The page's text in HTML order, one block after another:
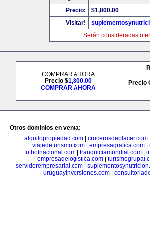
Precio:
$1,800.00
Visitar!
Serán consideradas
COMPRAR AHORA
Precio $1,800.00
COMPRAR AHORA
Precio
Otros dominios en venta:
alquilopropiedad.com| crucerosdeplacer.com
viajedeturismo.com| empresagrafica.com|
futbolnacional.com
franquiciamundial.com
empresadelogistica.com
servidorempresarial.com|
uruguayinversiones.com